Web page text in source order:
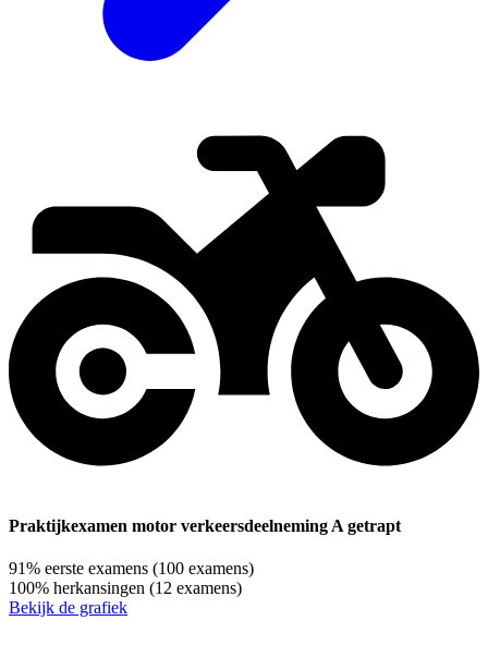
Praktijkexamen motor verkeersdeelneming A getrapt
91% eerste examens (100 examens)
100% herkansingen (12 examens)
Bekijk de grafiek